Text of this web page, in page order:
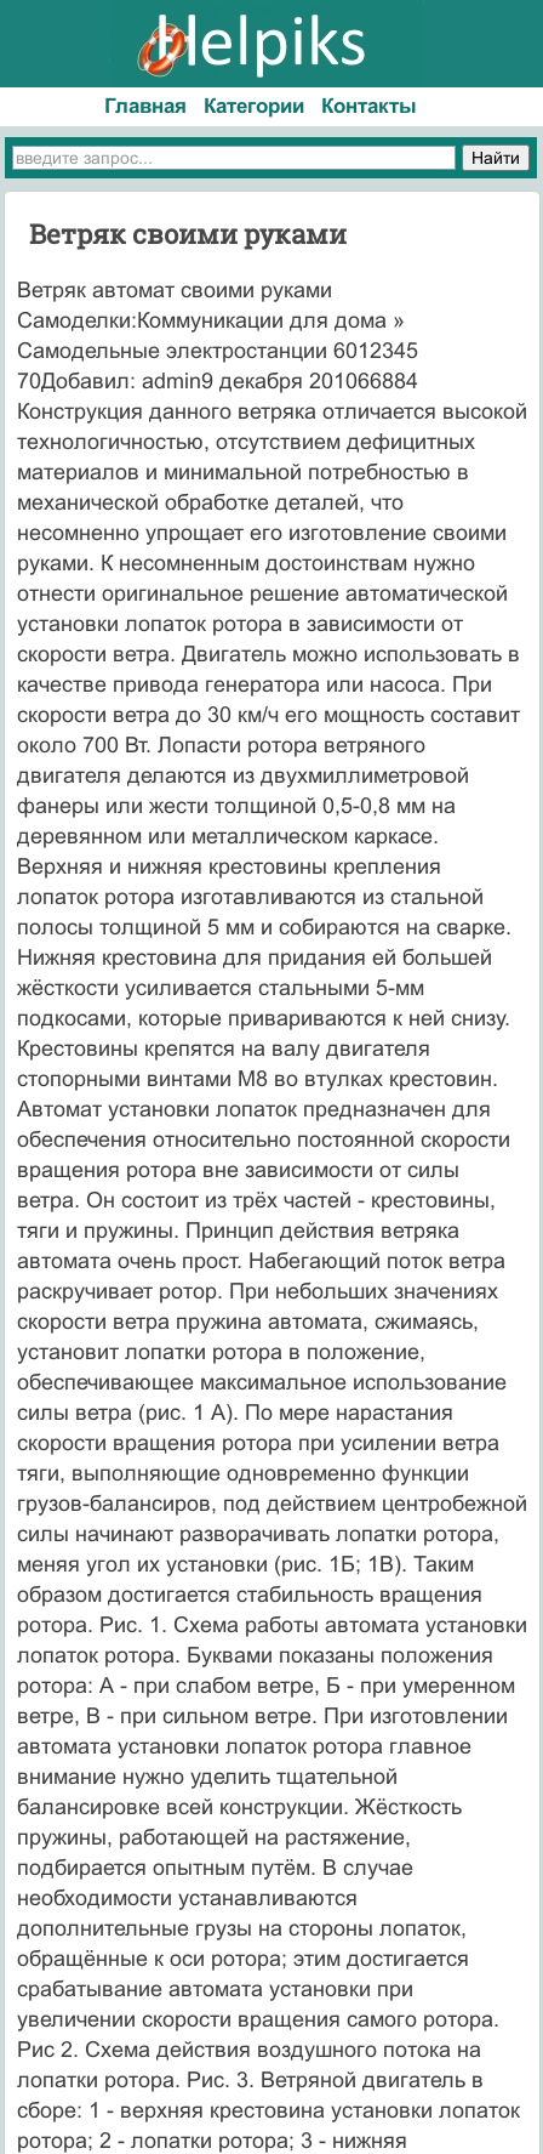
Главная Категории Контакты
Ветряк своими руками
Ветряк автомат своими руками
Самоделки:Коммуникации для дома »
Самодельные электростанции 6012345
70Добавил: admin9 декабря 201066884
Конструкция данного ветряка отличается высокой
технологичностью, отсутствием дефицитных
материалов и минимальной потребностью в
механической обработке деталей, что
несомненно упрощает его изготовление своими
руками. К несомненным достоинствам нужно
отнести оригинальное решение автоматической
установки лопаток ротора в зависимости от
скорости ветра. Двигатель можно использовать в
качестве привода генератора или насоса. При
скорости ветра до 30 км/ч его мощность составит
около 700 Вт. Лопасти ротора ветряного
двигателя делаются из двухмиллиметровой
фанеры или жести толщиной 0,5-0,8 мм на
деревянном или металлическом каркасе.
Верхняя и нижняя крестовины крепления
лопаток ротора изготавливаются из стальной
полосы толщиной 5 мм и собираются на сварке.
Нижняя крестовина для придания ей большей
жёсткости усиливается стальными 5-мм
подкосами, которые привариваются к ней снизу.
Крестовины крепятся на валу двигателя
стопорными винтами М8 во втулках крестовин.
Автомат установки лопаток предназначен для
обеспечения относительно постоянной скорости
вращения ротора вне зависимости от силы
ветра. Он состоит из трёх частей - крестовины,
тяги и пружины. Принцип действия ветряка
автомата очень прост. Набегающий поток ветра
раскручивает ротор. При небольших значениях
скорости ветра пружина автомата, сжимаясь,
установит лопатки ротора в положение,
обеспечивающее максимальное использование
силы ветра (рис. 1 А). По мере нарастания
скорости вращения ротора при усилении ветра
тяги, выполняющие одновременно функции
грузов-балансиров, под действием центробежной
силы начинают разворачивать лопатки ротора,
меняя угол их установки (рис. 1Б; 1В). Таким
образом достигается стабильность вращения
ротора. Рис. 1. Схема работы автомата установки
лопаток ротора. Буквами показаны положения
ротора: А - при слабом ветре, Б - при умеренном
ветре, В - при сильном ветре. При изготовлении
автомата установки лопаток ротора главное
внимание нужно уделить тщательной
балансировке всей конструкции. Жёсткость
пружины, работающей на растяжение,
подбирается опытным путём. В случае
необходимости устанавливаются
дополнительные грузы на стороны лопаток,
обращённые к оси ротора; этим достигается
срабатывание автомата установки при
увеличении скорости вращения самого ротора.
Рис 2. Схема действия воздушного потока на
лопатки ротора. Рис. 3. Ветряной двигатель в
сборе: 1 - верхняя крестовина установки лопаток
ротора; 2 - лопатки ротора; 3 - нижняя